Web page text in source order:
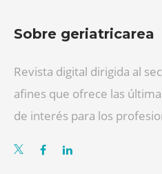
Sobre geriatricarea
Revista digital dirigida al
afines que ofrece las
de interés para los